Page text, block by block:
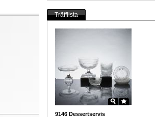
Träfflista
9146Dessertservis